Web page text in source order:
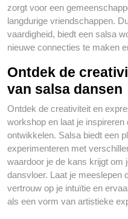
zorgt voor een
langdurige vriendschappen.
vaardigheid, biedt een salsa
nieuwe connecties te maken
Ontdek de
van salsa dansen
Ontdek de creativiteit en
workshop en laat je
ontwikkelen. Salsa biedt een
experimenteren met
waardoor je de kans krijgt om
dansvloer. Laat je meeslepen
vertrouw op je intuïtie en
als een vorm van artistieke